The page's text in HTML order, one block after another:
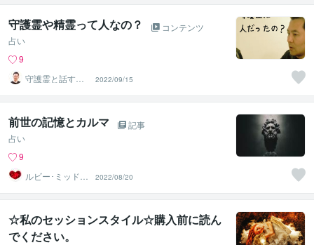
守護霊や精霊って人なの？
コンテンツ
占い
9
守護霊と話す人
｜まこと
2022/09/15
前世の記憶とカルマ
記事
占い
9
ルビー･ミッドナ
イト
2022/08/20
☆私のセッションスタイル☆購入前に読ん
でください。